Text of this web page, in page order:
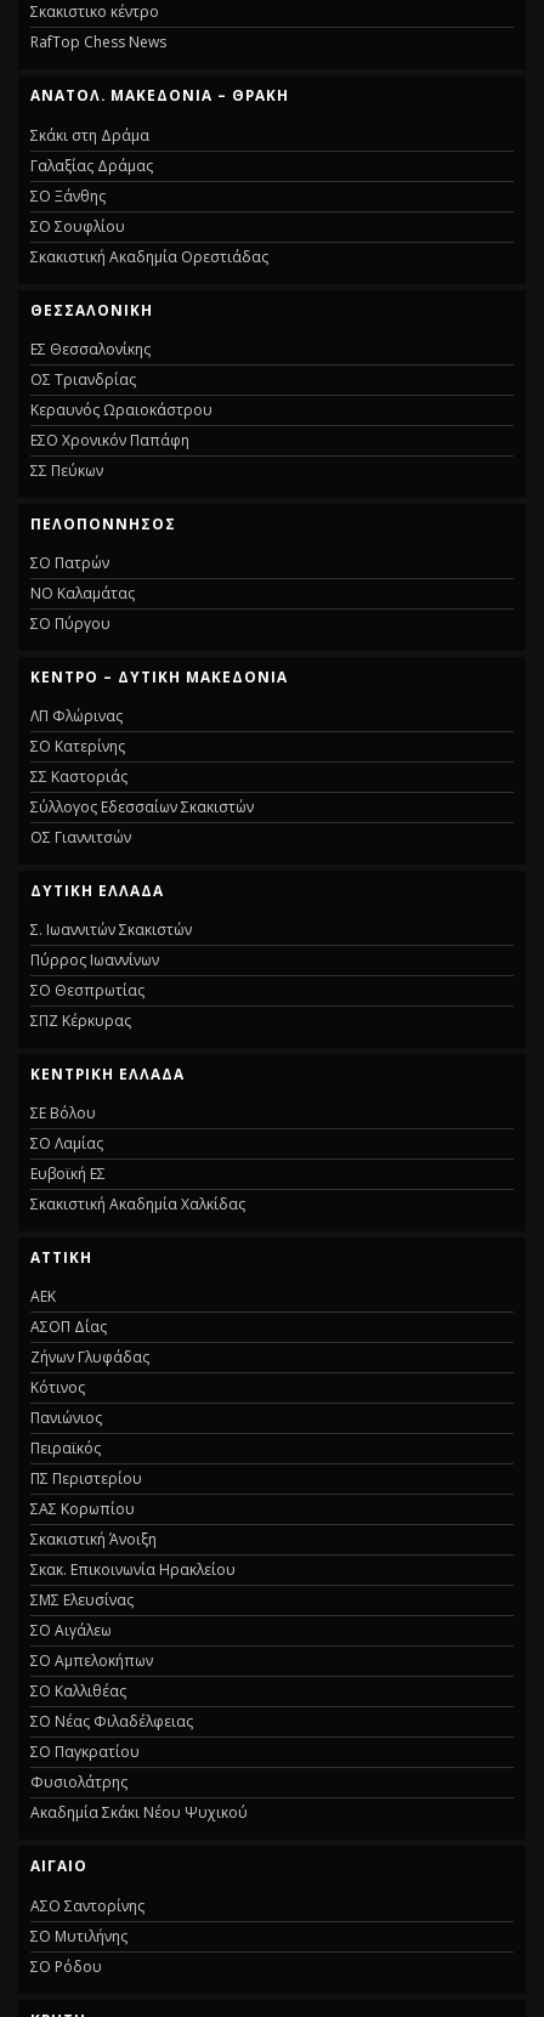
Σκακιστικο κέντρο
RafTop Chess News
ΑΝΑΤΟΛ. ΜΑΚΕΔΟΝΊΑ – ΘΡΆΚΗ
Σκάκι στη Δράμα
Γαλαξίας Δράμας
ΣΟ Ξάνθης
ΣΟ Σουφλίου
Σκακιστική Ακαδημία Ορεστιάδας
ΘΕΣΣΑΛΟΝΊΚΗ
ΕΣ Θεσσαλονίκης
ΟΣ Τριανδρίας
Κεραυνός Ωραιοκάστρου
ΕΣΟ Χρονικόν Παπάφη
ΣΣ Πεύκων
ΠΕΛΟΠΌΝΝΗΣΟΣ
ΣΟ Πατρών
ΝΟ Καλαμάτας
ΣΟ Πύργου
ΚΈΝΤΡΟ – ΔΥΤΙΚΉ ΜΑΚΕΔΟΝΊΑ
ΛΠ Φλώρινας
ΣΟ Κατερίνης
ΣΣ Καστοριάς
Σύλλογος Εδεσσαίων Σκακιστών
ΟΣ Γιαννιτσών
ΔΥΤΙΚΉ ΕΛΛΆΔΑ
Σ. Ιωαννιτών Σκακιστών
Πύρρος Ιωαννίνων
ΣΟ Θεσπρωτίας
ΣΠΖ Κέρκυρας
ΚΕΝΤΡΙΚΉ ΕΛΛΆΔΑ
ΣΕ Βόλου
ΣΟ Λαμίας
Ευβοϊκή ΕΣ
Σκακιστική Ακαδημία Χαλκίδας
ΑΤΤΙΚΉ
ΑΕΚ
ΑΣΟΠ Δίας
Ζήνων Γλυφάδας
Κότινος
Πανιώνιος
Πειραϊκός
ΠΣ Περιστερίου
ΣΑΣ Κορωπίου
Σκακιστική Άνοιξη
Σκακ. Επικοινωνία Ηρακλείου
ΣΜΣ Ελευσίνας
ΣΟ Αιγάλεω
ΣΟ Αμπελοκήπων
ΣΟ Καλλιθέας
ΣΟ Νέας Φιλαδέλφειας
ΣΟ Παγκρατίου
Φυσιολάτρης
Ακαδημία Σκάκι Νέου Ψυχικού
ΑΙΓΑΊΟ
ΑΣΟ Σαντορίνης
ΣΟ Μυτιλήνης
ΣΟ Ρόδου